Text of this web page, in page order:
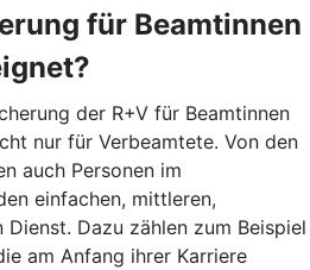
für Beamtinnen
der R+V für Beamtinnen
nur für Verbeamtete. Von den
auch Personen im
einfachen, mittleren,
Dazu zählen zum Beispiel
am Anfang ihrer Karriere